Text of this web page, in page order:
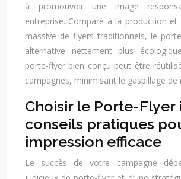
à promouvoir une image
entreprise. Comparé à la production
massive de flyers traditionnels, le
alternative nettement plus
porte-flyer bien conçu peut être
campagnes, minimisant le gaspillage de
Choisir le Porte-Flyer
conseils pratiques
impression efficace
Le succès de votre campagne